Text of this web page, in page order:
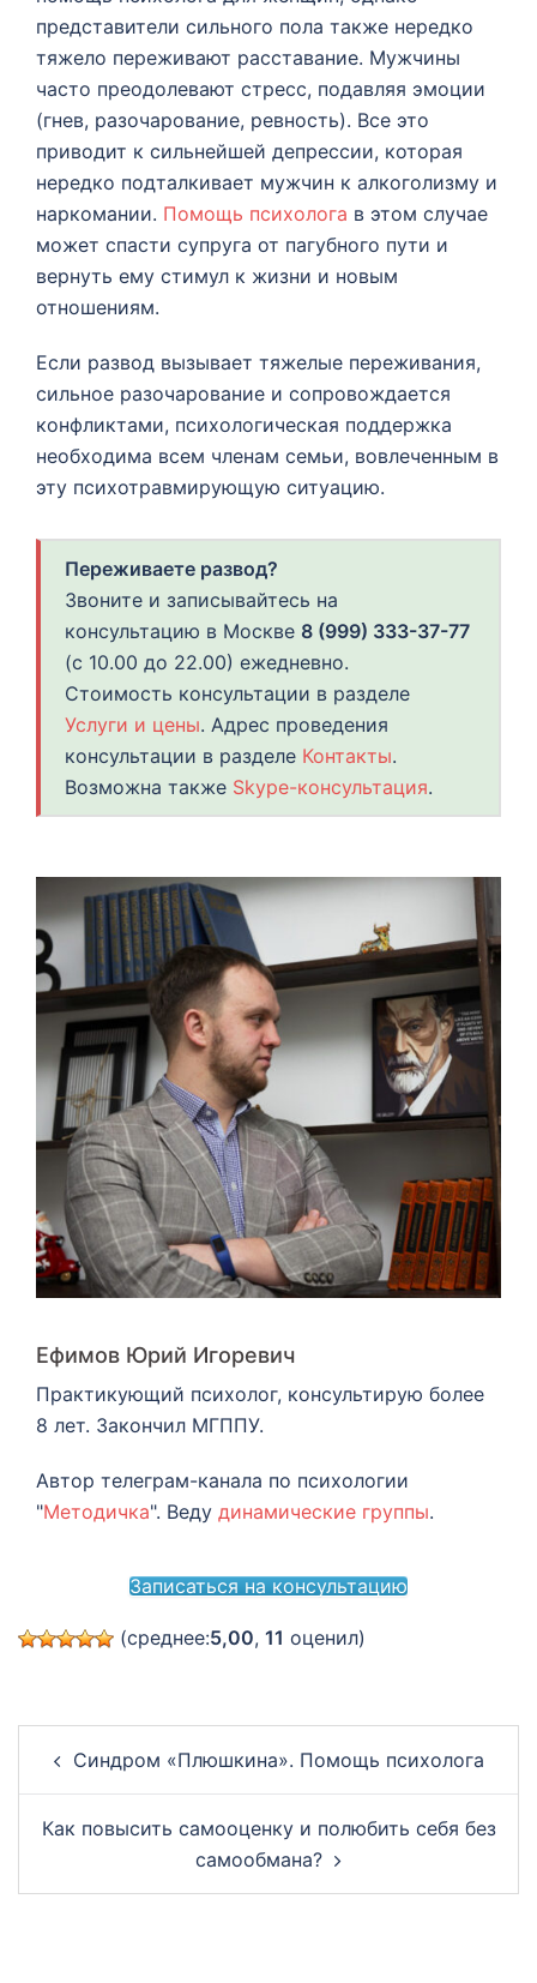
представители сильного пола также нередко
тяжело переживают расставание. Мужчины
часто преодолевают стресс, подавляя эмоции
(гнев, разочарование, ревность). Все это
приводит к сильнейшей депрессии, которая
нередко подталкивает мужчин к алкоголизму и
наркомании. Помощь психолога в этом случае
может спасти супруга от пагубного пути и
вернуть ему стимул к жизни и новым
отношениям.
Если развод вызывает тяжелые переживания,
сильное разочарование и сопровождается
конфликтами, психологическая поддержка
необходима всем членам семьи, вовлеченным в
эту психотравмирующую ситуацию.
Переживаете развод?
Звоните и записывайтесь на
консультацию в Москве 8 (999) 333-37-77
(с 10.00 до 22.00) ежедневно.
Стоимость консультации в разделе
Услуги и цены. Адрес проведения
консультации в разделе Контакты.
Возможна также Skype-консультация.
Ефимов Юрий Игоревич
Практикующий психолог, консультирую более
8 лет. Закончил МГППУ.
Автор телеграм-канала по психологии
"Методичка". Веду динамические группы.
Записаться на консультацию
(среднее:5,00, 11 оценил)
navigation
Синдром «Плюшкина». Помощь психолога
Как повысить самооценку и полюбить себя без
самообмана?